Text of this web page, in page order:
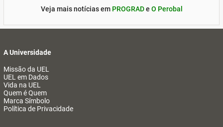
Veja mais notícias em PROGRADe O Perobal
A Universidade
Missão da UEL
UEL em Dados
Vida na UEL
Quem é Quem
Marca Símbolo
Política de Privacidade